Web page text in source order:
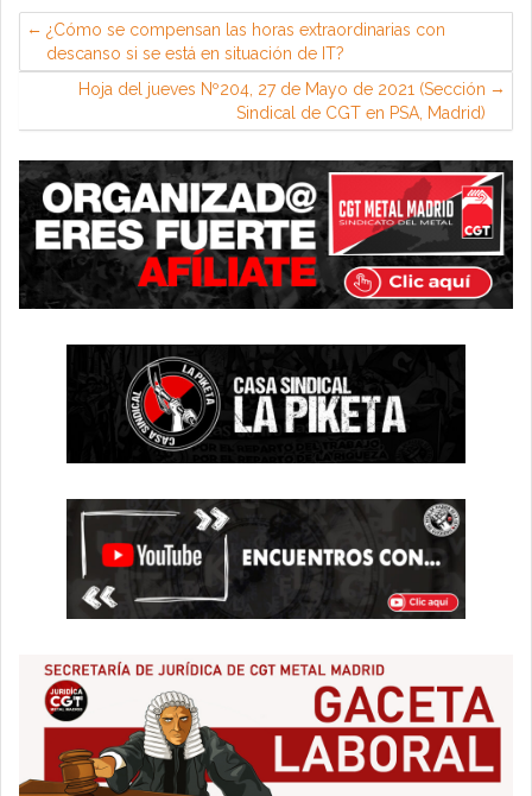
¿Cómo se compensan las horas extraordinarias con
descanso si se está en situación de IT?
Hoja del jueves Nº204, 27 de Mayo de 2021 (Sección
Sindical de CGT en PSA, Madrid)